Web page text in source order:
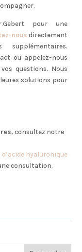
pour une
nous directement
ou appelez-nous
questions. Nous
solutions pour
, consultez notre
hyaluronique
consultation.